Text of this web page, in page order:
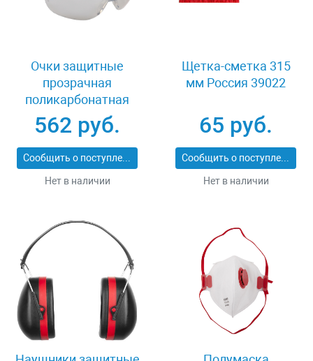
Очки защитные
прозрачная
поликарбонатная
монолинза ЗУБР
ЭКСПЕРТ 110310
562 руб.
Сообщить о поступлении
Нет в наличии
Щетка-сметка 315
мм Россия 39022
65 руб.
Сообщить о поступлении
Нет в наличии